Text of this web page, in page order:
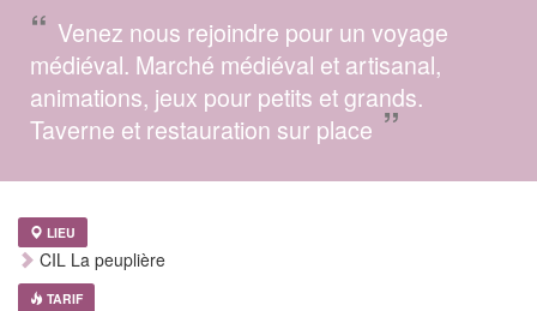
“ Venez nous rejoindre pour un voyage
médiéval. Marché médiéval et artisanal,
animations, jeux pour petits et grands.
Taverne et restauration sur place”
LIEU
CIL La peuplière
TARIF